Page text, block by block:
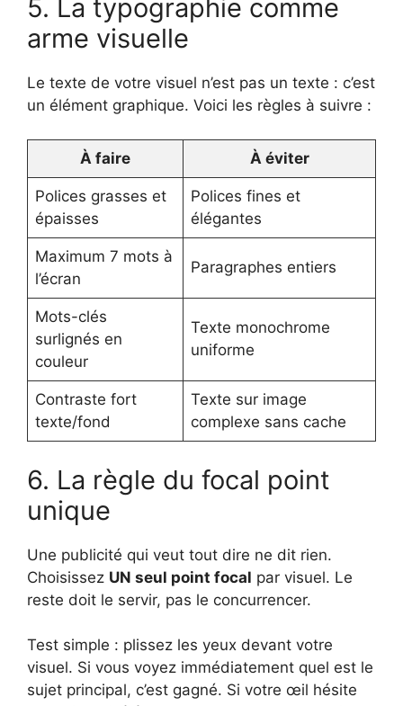
5. La typographie comme
arme visuelle
Le texte de votre visuel n’est pas un texte : c’est
un élément graphique. Voici les règles à suivre :
À faire À éviter
Polices grasses et
épaisses
Polices fines et
élégantes
Maximum 7 mots à
l’écran
Paragraphes entiers
Mots-clés
surlignés en
couleur
Texte monochrome
uniforme
Contraste fort
texte/fond
Texte sur image
complexe sans cache
6. La règle du focal point
unique
Une publicité qui veut tout dire ne dit rien.
Choisissez UN seul point focal par visuel. Le
reste doit le servir, pas le concurrencer.
Test simple : plissez les yeux devant votre
visuel. Si vous voyez immédiatement quel est le
sujet principal, c’est gagné. Si votre œil hésite